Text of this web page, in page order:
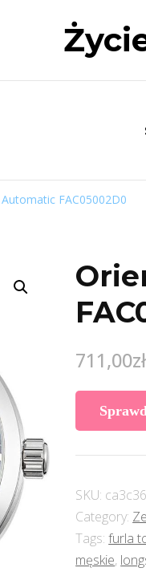
FAC05002D0
711,00zł
SKU:
Category:
Tags:furla
męskie,